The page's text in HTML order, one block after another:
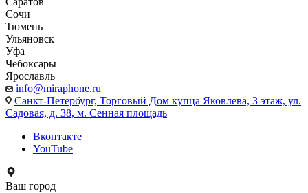
Сочи
Тюмень
Ульяновск
Уфа
Чебоксары
Ярославль
info@miraphone.ru
Санкт-Петербург, Торговый Дом купца Яковлева, 3 этаж, ул.
Садовая, д. 38, м. Сенная площадь
Вконтакте
YouTube
Ваш город